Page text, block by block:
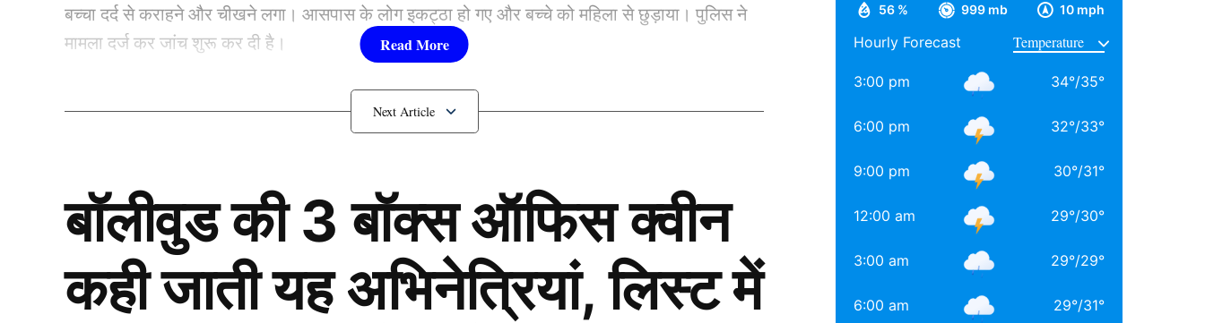
बच्चा दर्द से कराहने और चीखने लगा। आसपास के लोग इकट्ठा हो गए और बच्चे को महिला से छुड़ाया। पुलिस ने
मामला दर्ज कर जांच शुरू कर दी है।
मामूली झगड़े में महिला ने काटा बच्चे का गुप्तांग
बॉलीवुड की 3 बॉक्स ऑफिस क्वीन
कही जाती यह अभिनेत्रियां, लिस्ट में
56 % 999 mb 10 mph
Hourly Forecast
3:00 pm 34°/35°
6:00 pm 32°/33°
9:00 pm 30°/31°
12:00 am 29°/30°
3:00 am 29°/29°
6:00 am 29°/31°